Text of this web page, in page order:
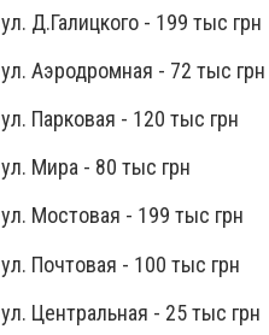
ул. Д.Галицкого - 199 тыс грн
ул. Аэродромная - 72 тыс грн
ул. Парковая - 120 тыс грн
ул. Мира - 80 тыс грн
ул. Мостовая - 199 тыс грн
ул. Почтовая - 100 тыс грн
ул. Центральная - 25 тыс грн